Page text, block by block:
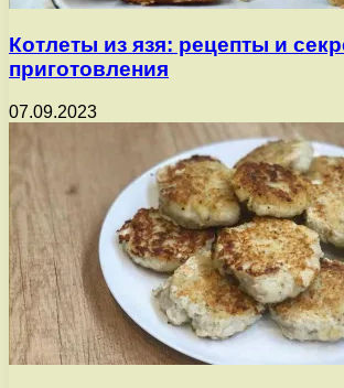
Котлеты из язя: рецепты и
приготовления
07.09.2023